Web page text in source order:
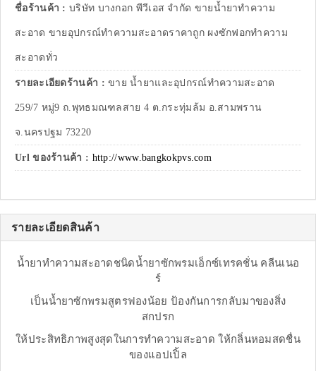
ชื่อร้านค้า : บริษัท บางกอก พีวีเอส จำกัด ขายน้ำยาทำความ
สะอาด ขายอุปกรณ์ทำความสะอาดราคาถูก ผงซักฟอกทำความ
สะอาดทั่ว
รายละเอียดร้านค้า :ขาย น้ำยาและอุปกรณ์ทำความสะอาด
259/7 หมู่9 ถ.พุทธมณฑลสาย 4 ต.กระทุ่มล้ม อ.สามพราน
จ.นครปฐม 73220
Url ของร้านค้า : http://www.bangkokpvs.com
รายละเอียดสินค้า
น้ำยาทำความสะอาดชนิดน้ำยาซักพรมเอ็กซ์เทรคชั่น คลีนเนอ
ร์
เป็นน้ำยาซักพรมสูตรฟองน้อย ป้องกันการกลับมาของสิ่ง
สกปรก
ให้ประสิทธิภาพสูงสุดในการทำความสะอาด ให้กลิ่นหอมสดชื่น
ของแอปเปิ้ล